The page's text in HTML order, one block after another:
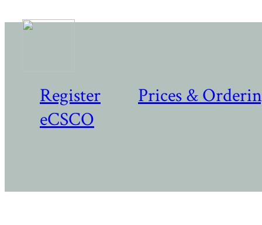
Register
Prices &
eCSCO